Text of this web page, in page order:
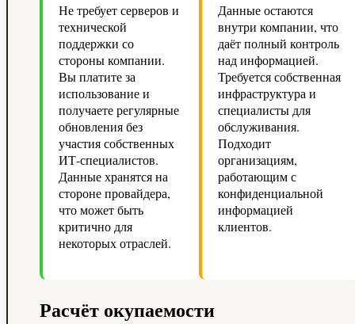
Не требует серверов и
технической
поддержки со
стороны компании.
Вы платите за
использование и
получаете регулярные
обновления без
участия собственных
ИТ-специалистов.
Данные хранятся на
стороне провайдера,
что может быть
критично для
некоторых отраслей.
Данные остаются
внутри компании, что
даёт полный контроль
над информацией.
Требуется собственная
инфраструктура и
специалисты для
обслуживания.
Подходит
организациям,
работающим с
конфиденциальной
информацией
клиентов.
Расчёт окупаемости